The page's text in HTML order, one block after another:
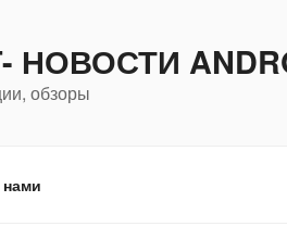
НОВОСТИ
обзоры